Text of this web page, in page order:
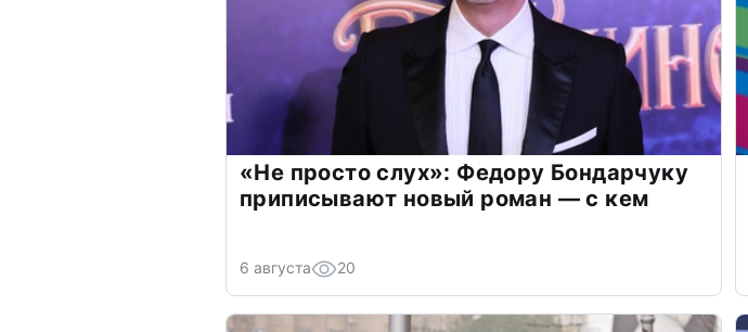
«Не просто слух»: Федору Бондарчуку
приписывают новый роман — с кем
6 августа 20